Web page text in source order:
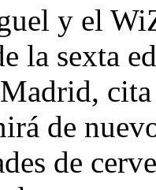
y el
la sexta
de
de